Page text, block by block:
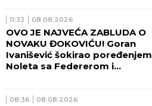
11:32 08.08.2026
OVO JE NAJVEĆA ZABLUDA O
NOVAKU ĐOKOVIĆU! Goran
Ivanišević šokirao poređenjem
Noleta sa Federerom i
08:36 08.08.2026